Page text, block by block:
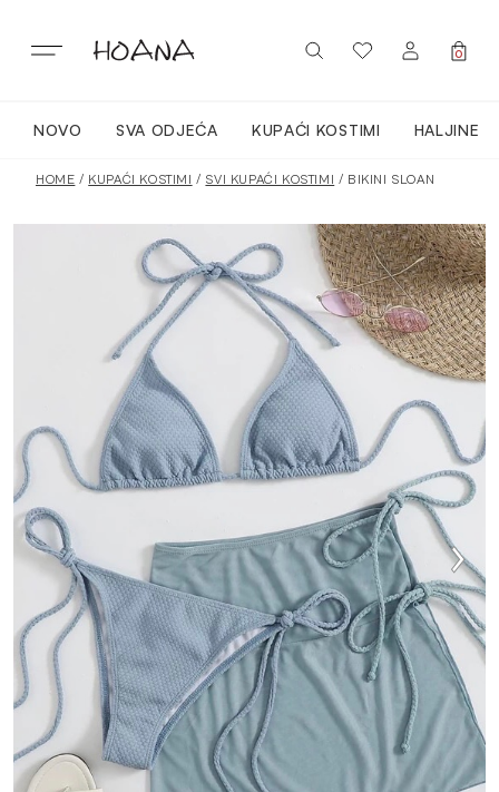
sadržaj
PRIJAVITE SE / REGISTRIRAJTE SE
0
NOVO SVA ODJEĆA KUPAĆI KOSTIMI HALJINE
ACTIVEWEAR
TOPI
HALJINE
KUPAĆI KOSTIMI
OBUĆA
DODACI
HOME / KUPAĆI KOSTIMI / SVI KUPAĆI KOSTIMI / BIKINI SLOAN